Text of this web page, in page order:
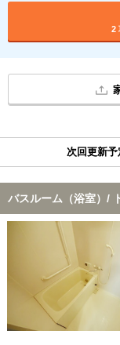
2
次回更新
バスルーム（浴室）/